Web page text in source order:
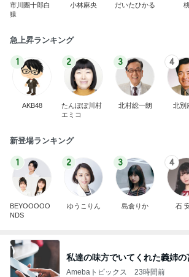
市川團十郎白
猿
小林麻央 だいたひかる
急上昇ランキング
1
AKB48
2
たんぽぽ川村
エミコ
3
北村総一朗
4
北別
新登場ランキング
1
BEYOOOOO
NDS
2
ゆうこりん
3
島倉りか
4
石
私達の味方でいてくれた義姉の
Amebaトピックス 23時間前